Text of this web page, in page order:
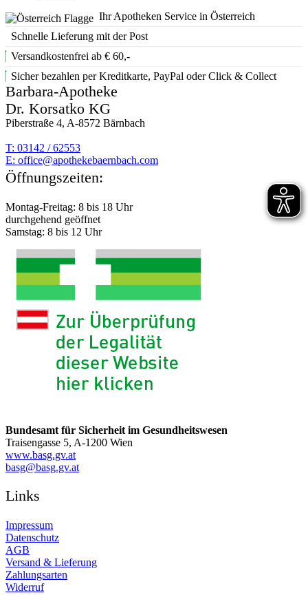
Ihr Apotheken Service in Österreich
Schnelle Lieferung mit der Post
Versandkostenfrei ab € 60,-
Sicher bezahlen per Kreditkarte, PayPal oder Click & Collect
Barbara-Apotheke
Dr. Korsatko KG
Piberstraße 4, A-8572 Bärnbach
T: 03142 / 62553
E: moc.hcabnreabekehtopa@eciffo
Öffnungszeiten:
Montag-Freitag: 8 bis 18 Uhr
durchgehend geöffnet
Samstag: 8 bis 12 Uhr
Bundesamt für Sicherheit im Gesundheitswesen
Traisengasse 5, A-1200 Wien
www.basg.gv.at
ta.vg.gsab@gsab
Links
Impressum
Datenschutz
AGB
Versand & Lieferung
Zahlungsarten
Widerruf